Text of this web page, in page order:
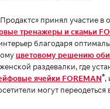
принял участие в
тренажеры и скамьи
благодаря
цветовому решению
раздевалки, где
ячейки FOREMAN®,
могут